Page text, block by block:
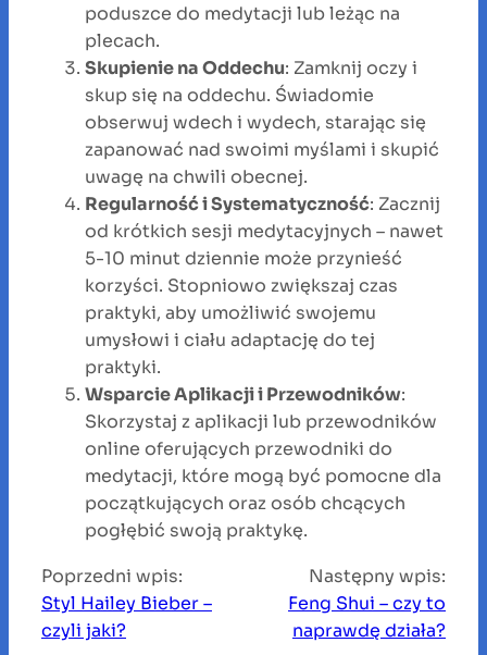
poduszce do medytacji lub leżąc na
plecach.
Skupienie na Oddechu: Zamknij oczy i
skup się na oddechu. Świadomie
obserwuj wdech i wydech, starając się
zapanować nad swoimi myślami i skupić
uwagę na chwili obecnej.
Regularność i Systematyczność: Zacznij
od krótkich sesji medytacyjnych – nawet
5-10 minut dziennie może przynieść
korzyści. Stopniowo zwiększaj czas
praktyki, aby umożliwić swojemu
umysłowi i ciału adaptację do tej
praktyki.
Wsparcie Aplikacji i Przewodników:
Skorzystaj z aplikacji lub przewodników
online oferujących przewodniki do
medytacji, które mogą być pomocne dla
początkujących oraz osób chcących
pogłębić swoją praktykę.
Poprzedni wpis:
Styl Hailey Bieber –
czyli jaki?
Następny wpis:
Feng Shui – czy to
naprawdę działa?